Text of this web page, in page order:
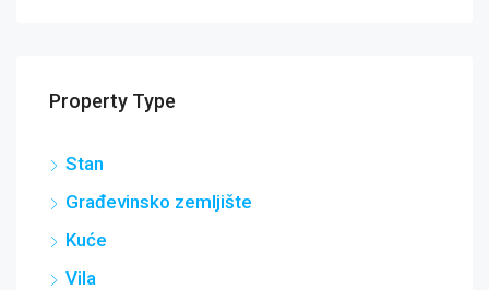
Property Type
Stan
Građevinsko zemljište
Kuće
Vila